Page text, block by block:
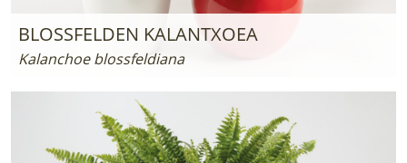
BLOSSFELDEN KALANTXOEA
Kalanchoe blossfeldiana